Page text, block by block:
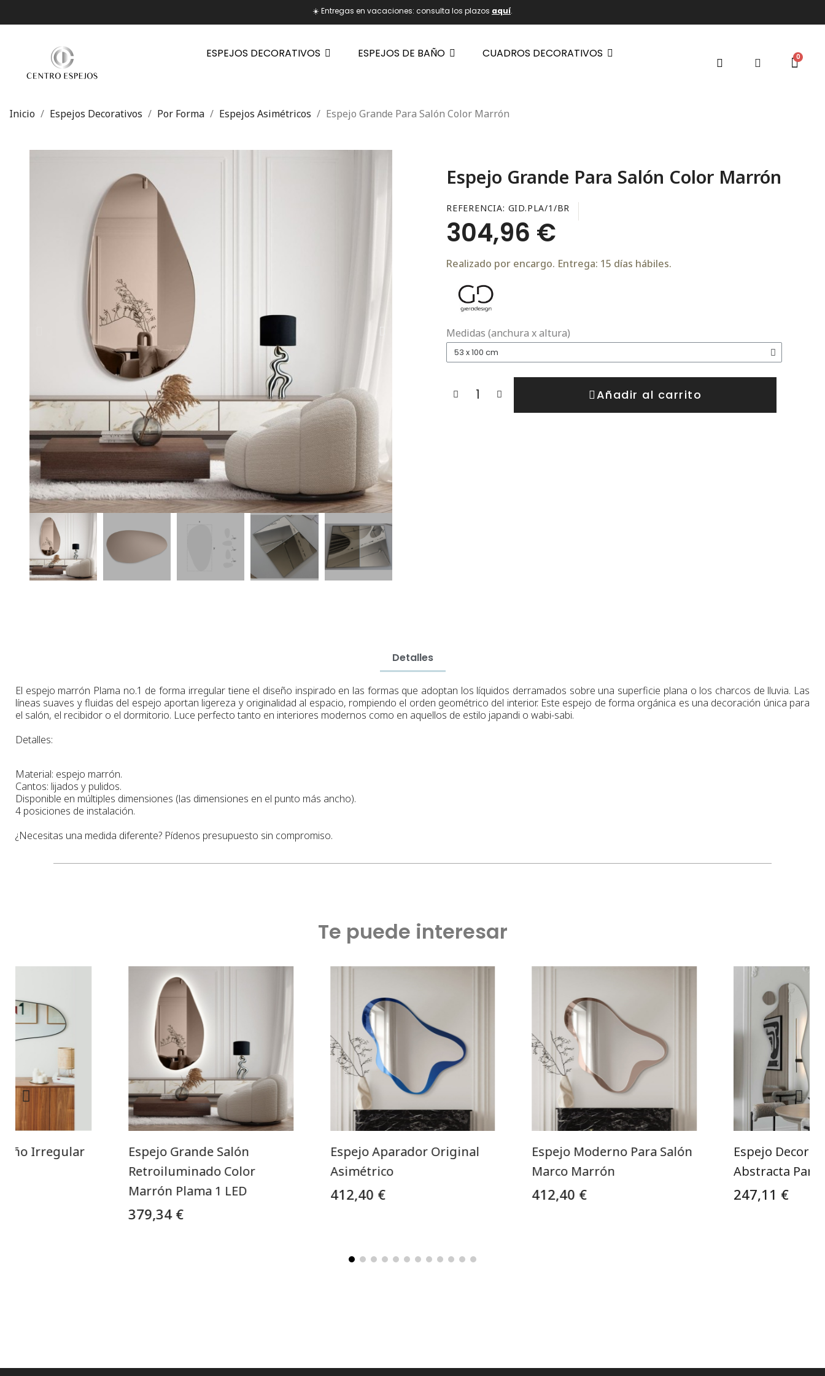
☀️ Entregas en vacaciones: consulta los plazos aquí.
ESPEJOS DECORATIVOS ESPEJOS DE BAÑO CUADROS DECORATIVOS
Inicio Espejos Decorativos Por Forma Espejos Asimétricos Espejo Grande Para Salón Color Marrón
Espejo Grande Para Salón Color Marrón
REFERENCIA GID.PLA/1/BR
304,96 €
Realizado por encargo. Entrega: 15 días hábiles.
Medidas (anchura x altura)
Añadir al carrito
Detalles
El espejo marrón Plama no.1 de forma irregular tiene el diseño inspirado en las formas que adoptan los líquidos derramados sobre una superficie plana o los charcos de lluvia. Las
líneas suaves y fluidas del espejo aportan ligereza y originalidad al espacio, rompiendo el orden geométrico del interior. Este espejo de forma orgánica es una decoración única para
el salón, el recibidor o el dormitorio. Luce perfecto tanto en interiores modernos como en aquellos de estilo japandi o wabi-sabi.
Detalles:
Material: espejo marrón.
Cantos: lijados y pulidos.
Disponible en múltiples dimensiones (las dimensiones en el punto más ancho).
4 posiciones de instalación.
¿Necesitas una medida diferente? Pídenos presupuesto sin compromiso.
Te puede interesar
Irregular
Espejo Grande Salón
Retroiluminado Color
Marrón Plama 1 LED
379,34 €
Espejo Aparador Original
Asimétrico
412,40 €
Espejo Moderno Para Salón
Marco Marrón
412,40 €
Espejo
Abstracta Para
247,11 €